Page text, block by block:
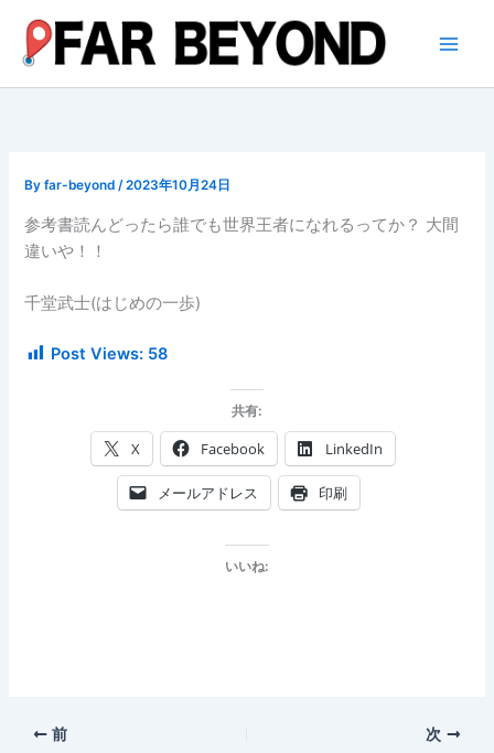
ス
Byfar-beyond/2023年10月24日
参考書読んどったら誰でも世界王者になれるってか？ 大間
違いや！！
千堂武士(はじめの一歩)
Post Views: 58
共有:
X Facebook LinkedIn
メールアドレス 印刷
いいね:
前 次